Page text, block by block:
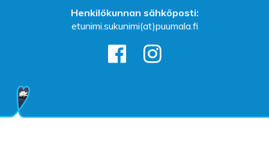
Henkilökunnan sähköposti:
etunimi.sukunimi(at)puumala.fi